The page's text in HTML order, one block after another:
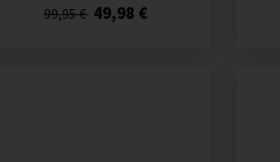
99,95 € 49,98 €